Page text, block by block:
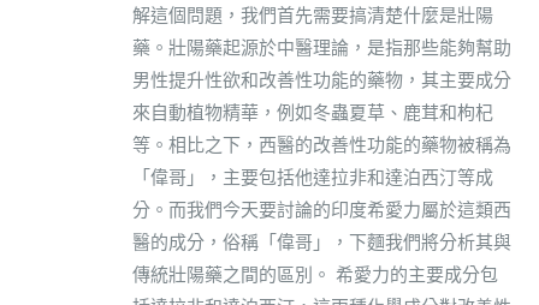
解這個問題，我們首先需要搞清楚什麼是壯陽
藥。壯陽藥起源於中醫理論，是指那些能夠幫助
男性提升性欲和改善性功能的藥物，其主要成分
來自動植物精華，例如冬蟲夏草、鹿茸和枸杞
等。相比之下，西醫的改善性功能的藥物被稱為
「偉哥」，主要包括他達拉非和達泊西汀等成
分。而我們今天要討論的印度希愛力屬於這類西
醫的成分，俗稱「偉哥」，下麵我們將分析其與
傳統壯陽藥之間的區別。 希愛力的主要成分包